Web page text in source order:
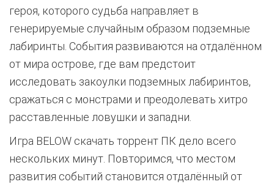
героя, которого судьба направляет в
генерируемые случайным образом подземные
лабиринты. События развиваются на отдалённом
от мира острове, где вам предстоит
исследовать закоулки подземных лабиринтов,
сражаться с монстрами и преодолевать хитро
расставленные ловушки и западни.
Игра BELOW скачать торрент ПК дело всего
нескольких минут. Повторимся, что местом
развития событий становится отдалённый от